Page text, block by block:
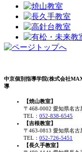
中京個別指導学院(株式会社
導
【焼山教室】
〒468-0002 愛知県名古
TEL： 052-838-6545
【吉根教室】
〒463-0813 愛知県名古
TEL： 052-726-5451
【長久手教室】